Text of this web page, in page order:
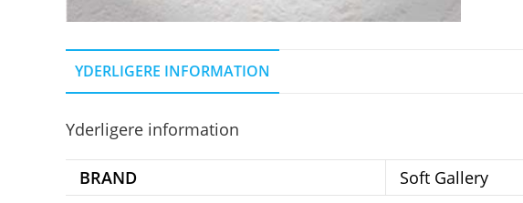
YDERLIGERE INFORMATION
Yderligere information
BRAND Soft Gallery